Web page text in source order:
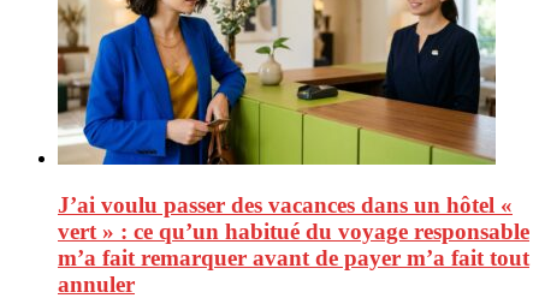
J’ai voulu passer des vacances dans un hôtel «
vert » : ce qu’un habitué du voyage responsable
m’a fait remarquer avant de payer m’a fait tout
annuler